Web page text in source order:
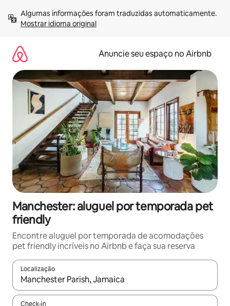
para
Mostrar idioma original
Anuncie seu espaço no Airbnb
Manchester: aluguel por temporada pet
friendly
Encontre aluguel por temporada de acomodações
pet friendly incríveis no Airbnb e faça sua reserva
Localização
Quando os resultados estiverem disponíveis, explore-os
Check-in